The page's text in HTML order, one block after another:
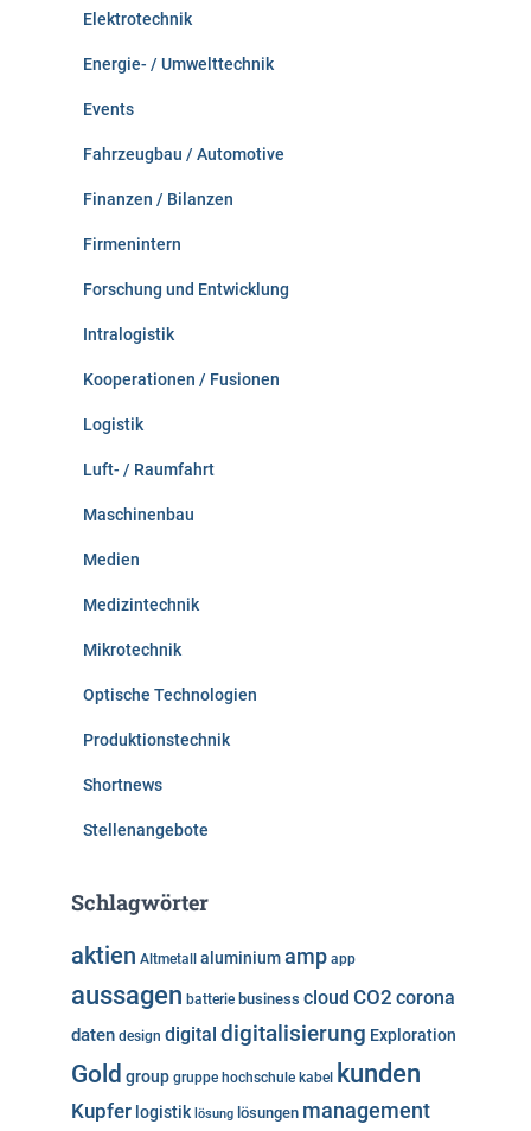
Elektrotechnik
Energie- / Umwelttechnik
Events
Fahrzeugbau / Automotive
Finanzen / Bilanzen
Firmenintern
Forschung und Entwicklung
Intralogistik
Kooperationen / Fusionen
Logistik
Luft- / Raumfahrt
Maschinenbau
Medien
Medizintechnik
Mikrotechnik
Optische Technologien
Produktionstechnik
Shortnews
Stellenangebote
Schlagwörter
aktien Altmetall aluminiumamp app
aussagen batterie business cloud CO2 corona
daten design digital digitalisierung Exploration
Gold group gruppe hochschule kabel kunden
Kupfer logistik lösung lösungen management